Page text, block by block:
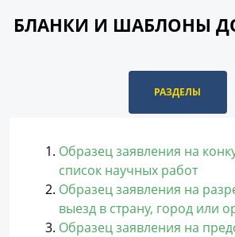
БЛАНКИ И ШАБЛОНЫ
РАЗДЕЛЫ
Образец заявления на
список научных работ
Образец заявления на
выезд в страну, город или
Образец заявления на